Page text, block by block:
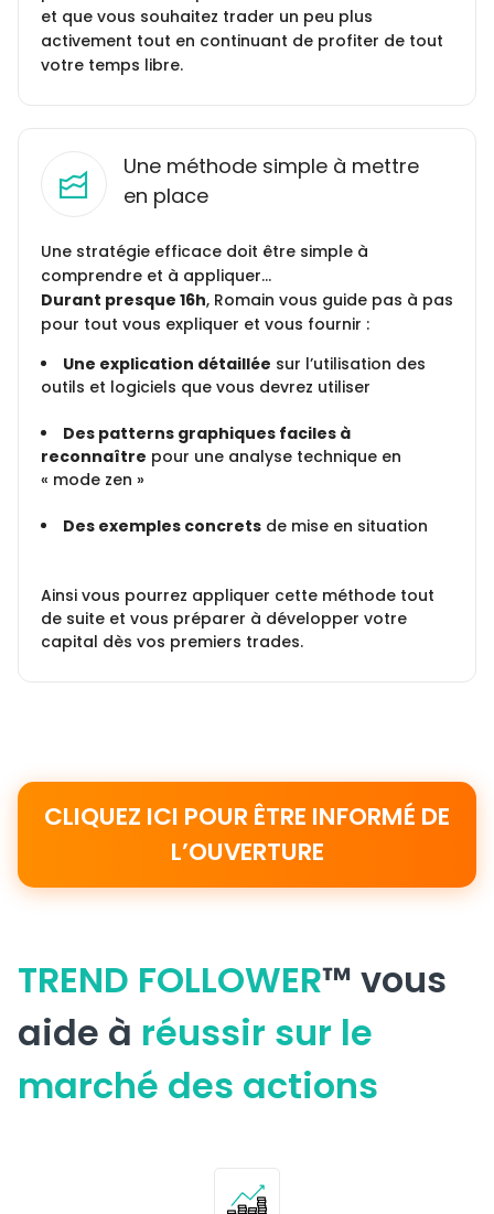
et que vous souhaitez trader un peu plus
activement tout en continuant de profiter de tout
votre temps libre.
Une méthode simple à mettre
en place
Une stratégie efficace doit être simple à
comprendre et à appliquer…
Durant presque 16h, Romain vous guide pas à pas
pour tout vous expliquer et vous fournir :
Une explication détaillée sur l’utilisation des
outils et logiciels que vous devrez utiliser
Des patterns graphiques faciles à
reconnaître pour une analyse technique en
« mode zen »
Des exemples concrets de mise en situation
Ainsi vous pourrez appliquer cette méthode tout
de suite et vous préparer à développer votre
capital dès vos premiers trades.
CLIQUEZ ICI POUR ÊTRE INFORMÉ DE
L’OUVERTURE
TREND FOLLOWER™ vous
aide à réussir sur le
marché des actions